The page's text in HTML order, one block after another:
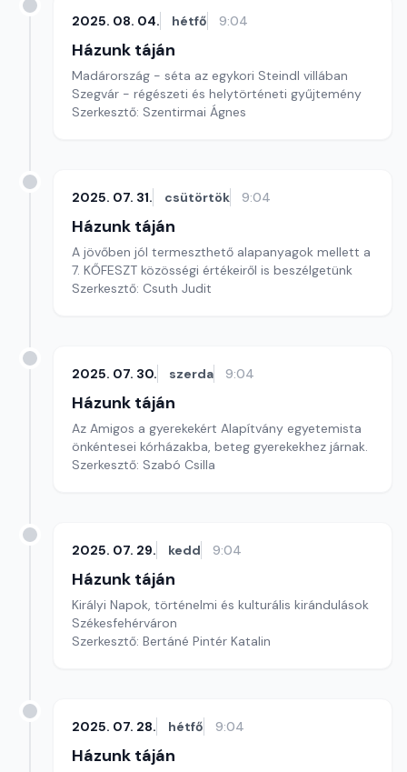
2025. 08. 04. hétfő 9:04
Házunk táján
Madárország - séta az egykori Steindl villában
Szegvár - régészeti és helytörténeti gyűjtemény
Szerkesztő: Szentirmai Ágnes
2025. 07. 31. csütörtök 9:04
Házunk táján
A jövőben jól termeszthető alapanyagok mellett a
7. KŐFESZT közösségi értékeiről is beszélgetünk
Szerkesztő: Csuth Judit
2025. 07. 30. szerda 9:04
Házunk táján
Az Amigos a gyerekekért Alapítvány egyetemista
önkéntesei kórházakba, beteg gyerekekhez járnak.
Szerkesztő: Szabó Csilla
2025. 07. 29. kedd 9:04
Házunk táján
Királyi Napok, történelmi és kulturális kirándulások
Székesfehérváron
Szerkesztő: Bertáné Pintér Katalin
2025. 07. 28. hétfő 9:04
Házunk táján